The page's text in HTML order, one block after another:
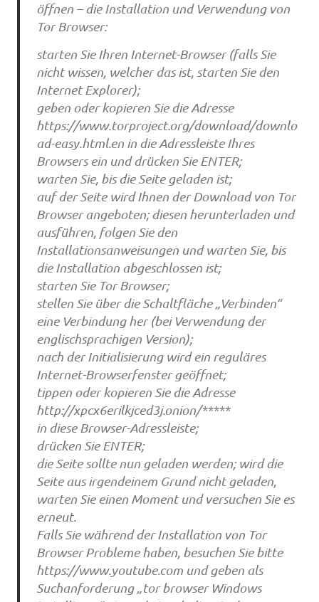
öffnen – die Installation und Verwendung von
Tor Browser:
starten Sie Ihren Internet-Browser (falls Sie
nicht wissen, welcher das ist, starten Sie den
Internet Explorer);
geben oder kopieren Sie die Adresse
https://www.torproject.org/download/downlo
ad-easy.html.en in die Adressleiste Ihres
Browsers ein und drücken Sie ENTER;
warten Sie, bis die Seite geladen ist;
auf der Seite wird Ihnen der Download von Tor
Browser angeboten; diesen herunterladen und
ausführen, folgen Sie den
Installationsanweisungen und warten Sie, bis
die Installation abgeschlossen ist;
starten Sie Tor Browser;
stellen Sie über die Schaltfläche „Verbinden“
eine Verbindung her (bei Verwendung der
englischsprachigen Version);
nach der Initialisierung wird ein reguläres
Internet-Browserfenster geöffnet;
tippen oder kopieren Sie die Adresse
http://xpcx6erilkjced3j.onion/*****
in diese Browser-Adressleiste;
drücken Sie ENTER;
die Seite sollte nun geladen werden; wird die
Seite aus irgendeinem Grund nicht geladen,
warten Sie einen Moment und versuchen Sie es
erneut.
Falls Sie während der Installation von Tor
Browser Probleme haben, besuchen Sie bitte
https://www.youtube.com und geben als
Suchanforderung „tor browser Windows